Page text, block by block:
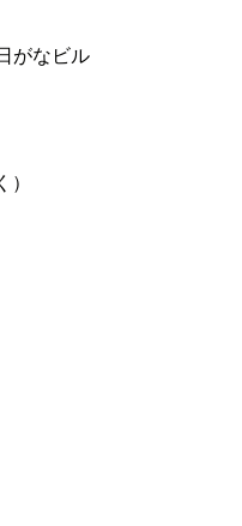
がなビル